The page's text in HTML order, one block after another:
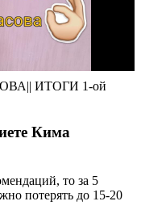
ИТОГИ 1-ой
Кима
то за 5
потерять до 15-20